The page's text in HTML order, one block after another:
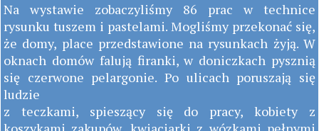
Na wystawie zobaczyliśmy 86 prac w technice
rysunku tuszem i pastelami. Mogliśmy przekonać się,
że domy, place przedstawione na rysunkach żyją. W
oknach domów falują firanki, w doniczkach pysznią
się czerwone pelargonie. Po ulicach poruszają się
ludzie
z teczkami, spieszący się do pracy, kobiety z